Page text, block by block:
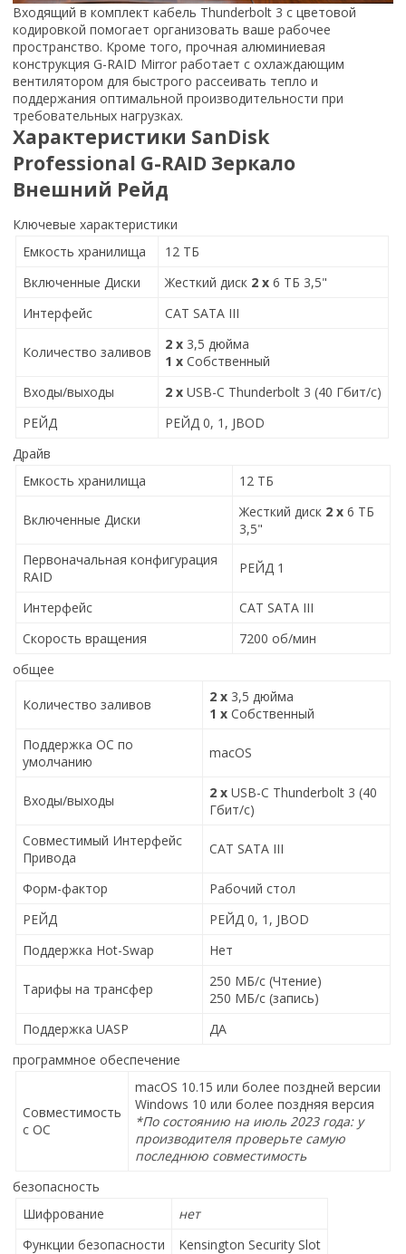
Входящий в комплект кабель Thunderbolt 3 с цветовой
кодировкой помогает организовать ваше рабочее
пространство. Кроме того, прочная алюминиевая
конструкция G-RAID Mirror работает с охлаждающим
вентилятором для быстрого рассеивать тепло и
поддержания оптимальной производительности при
требовательных нагрузках.
Характеристики SanDisk
Professional G-RAID Зеркало
Внешний Рейд
Ключевые характеристики
Емкость хранилища
12 ТБ
Включенные Диски
Жесткий диск 2 x 6 ТБ 3,5"
Интерфейс
САТ SATA III
Количество заливов 2 x 3,5 дюйма
1 x Собственный
Входы/выходы
2 x USB-C Thunderbolt 3 (40 Гбит/с)
РЕЙД
РЕЙД 0, 1, JBOD
Драйв
Емкость хранилища
12 ТБ
Включенные Диски Жесткий диск 2 x 6 ТБ
3,5"
Первоначальная конфигурация
RAID
РЕЙД 1
Интерфейс
САТ SATA III
Скорость вращения
7200 об/мин
общее
Количество заливов 2 x 3,5 дюйма
1 x Собственный
Поддержка ОС по
умолчанию
macOS
Входы/выходы 2 x USB-C Thunderbolt 3 (40
Гбит/с)
Совместимый Интерфейс
Привода
САТ SATA III
Форм-фактор
Рабочий стол
РЕЙД
РЕЙД 0, 1, JBOD
Поддержка Hot-Swap
Нет
Тарифы на трансфер
250 МБ/с (Чтение)
250 МБ/с (запись)
Поддержка UASP
ДА
программное обеспечение
Совместимость
с ОС
macOS 10.15 или более поздней версии
Windows 10 или более поздняя версия
*По состоянию на июль 2023 года: у
производителя проверьте самую
последнюю совместимость
безопасность
Шифрование
нет
Функции безопасности
Kensington Security Slot